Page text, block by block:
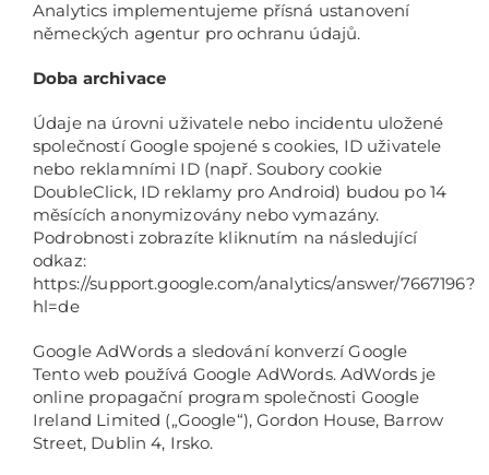
Analytics implementujeme přísná ustanovení
německých agentur pro ochranu údajů.
Doba archivace
Údaje na úrovni uživatele nebo incidentu uložené
společností Google spojené s cookies, ID uživatele
nebo reklamními ID (např. Soubory cookie
DoubleClick, ID reklamy pro Android) budou po 14
měsících anonymizovány nebo vymazány.
Podrobnosti zobrazíte kliknutím na následující
odkaz:
https://support.google.com/analytics/answer/7667196?
hl=de
Google AdWords a sledování konverzí Google
Tento web používá Google AdWords. AdWords je
online propagační program společnosti Google
Ireland Limited („Google“), Gordon House, Barrow
Street, Dublin 4, Irsko.